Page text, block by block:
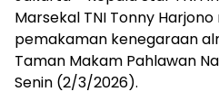
Marsekal TNI Tonny
pemakaman kenegaraan
Taman Makam Pahlawan
Senin (2/3/2026).